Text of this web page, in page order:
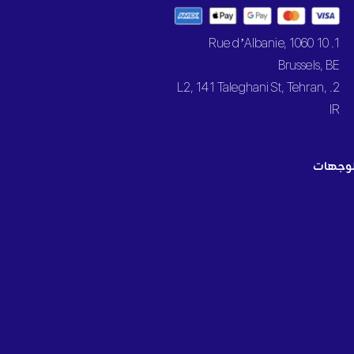
1. 10 Rue d’Albanie, 1060
Brussels, BE
2. L2, 141 Taleghani St, Tehran,
IR